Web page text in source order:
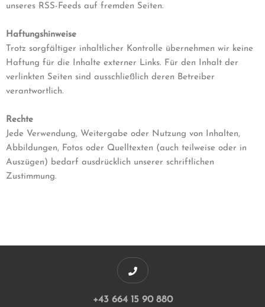
unseres RSS-Feeds auf fremden Seiten.
Haftungshinweise
Trotz sorgfältiger inhaltlicher Kontrolle übernehmen wir keine
Haftung für die Inhalte externer Links. Für den Inhalt der
verlinkten Seiten sind ausschließlich deren Betreiber
verantwortlich.
Rechte
Jede Verwendung, Weitergabe oder Nutzung von Inhalten,
Abbildungen, Fotos oder Quelltexten (auch teilweise oder in
Auszügen) bedarf ausdrücklich unserer schriftlichen
Zustimmung.
+43 664 15 90 880